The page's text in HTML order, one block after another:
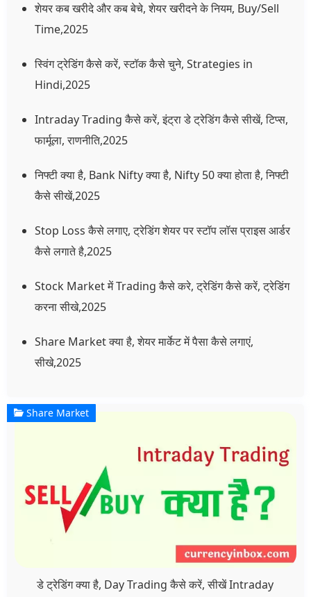
शेयर कब खरीदे और कब बेचे, शेयर खरीदने के नियम, Buy/Sell
Time,2025
स्विंग ट्रेडिंग कैसे करें, स्टॉक कैसे चुने, Strategies in
Hindi,2025
Intraday Trading कैसे करें, इंट्रा डे ट्रेडिंग कैसे सीखें, टिप्स,
फार्मूला, राणनीति,2025
निफ्टी क्या है, Bank Nifty क्या है, Nifty 50 क्या होता है, निफ्टी
कैसे सीखें,2025
Stop Loss कैसे लगाए, ट्रेडिंग शेयर पर स्टॉप लॉस प्राइस आर्डर
कैसे लगाते है,2025
Stock Market में Trading कैसे करे, ट्रेडिंग कैसे करें, ट्रेडिंग
करना सीखे,2025
Share Market क्या है, शेयर मार्केट में पैसा कैसे लगाएं,
सीखे,2025
डे ट्रेडिंग क्या है, Day Trading कैसे करें, सीखें Intraday
Share Market